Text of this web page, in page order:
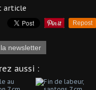
article
Repost
newsletter
aussi :